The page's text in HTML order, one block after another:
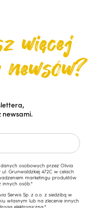
newsami.
osobowych przez Olivia
Grunwaldzkiej 472C w celach
marketingu produktów
innych osób.*
Serwis Sp. z o.o. z siedzibą w
własnym lub na zlecenie innych
elektroniczną.*